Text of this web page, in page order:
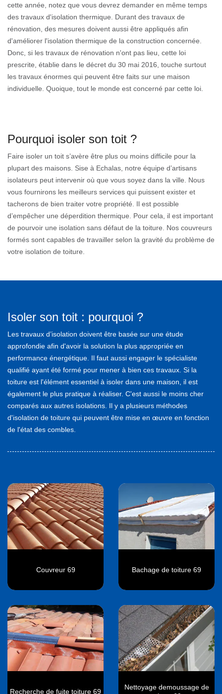
cette année, notez que vous devrez demander en même temps
des travaux d'isolation thermique. Durant des travaux de
rénovation, des mesures doivent aussi être appliqués afin
d'améliorer l'isolation thermique de la construction concernée.
Donc, si les travaux de rénovation n'ont pas lieu, cette loi
prescrite, établie dans le décret du 30 mai 2016, touche surtout
les travaux énormes qui peuvent être faits sur une maison
individuelle. Quoique, tout le monde est concerné par cette loi.
Pourquoi isoler son toit ?
Faire isoler un toit s’avère être plus ou moins difficile pour la
plupart des maisons. Sise à Echalas, notre équipe d’artisans
isolateurs peut intervenir où que vous soyez dans la ville. Nous
vous fournirons les meilleurs services qui puissent exister et
tacherons de bien traiter votre propriété. Il est possible
d’empêcher une déperdition thermique. Pour cela, il est important
de pourvoir une isolation sans défaut de la toiture. Nos couvreurs
formés sont capables de travailler selon la gravité du problème de
votre isolation de toiture.
Isoler son toit : pourquoi ?
Les travaux d’isolation doivent être basée sur une étude
approfondie afin d'avoir la solution la plus appropriée en
performance énergétique. Il faut aussi engager le spécialiste
qualifié ayant été formé pour mener à bien ces travaux. Si la
toiture est l'élément essentiel à isoler dans une maison, il est
également le plus pratique à réaliser. C'est aussi le moins cher
comparés aux autres isolations. Il y a plusieurs méthodes
d'isolation de toiture qui peuvent être mise en œuvre en fonction
de l'état des combles.
Couvreur 69 Bachage de toiture 69
Recherche de fuite toiture 69
Nettoyage demoussage de